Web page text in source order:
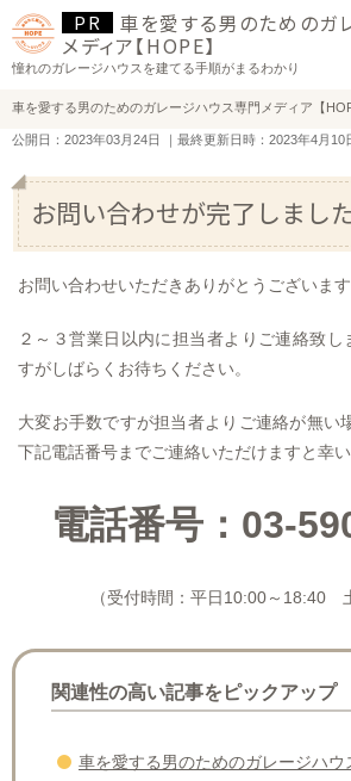
車を愛する男のためのガ
メディア【HOPE】
憧れのガレージハウスを建てる手順がまるわかり
車を愛する男のためのガレージハウス専門メディア【
公開日：2023年03月24日 ｜最終更新日時：2023年4月10
お問い合わせが完了しまし
お問い合わせいただきありがとうございます
２～３営業日以内に担当者よりご連絡致し
すがしばらくお待ちください。
大変お手数ですが担当者よりご連絡が無い
下記電話番号までご連絡いただけますと幸
電話番号：03-
（受付時間：平日10:00～18:40
関連性の高い記事をピックアップ
車を愛する男のためのガレージハウ